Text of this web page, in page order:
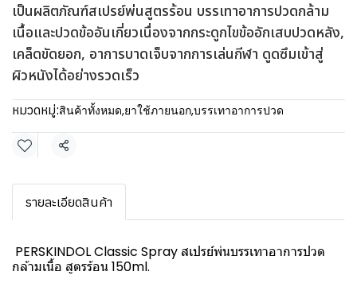
เป็นผลิตภัณฑ์สเปรย์พ่นสูตรร้อน บรรเทาอาการปวดกล้าม
เนื้อและปวดข้ออันเกี่ยวเนื่องจากกระดูกไขข้ออักเสบปวดหลัง,
เคล็ดขัดยอก, อาการบาดเจ็บจากการเล่นกีฬา ดูดซึมเข้าสู่
ผิวหนังได้อย่างรวดเร็ว
หมวดหมู่:สินค้าทั้งหมด,ยาใช้ภายนอก,บรรเทาอาการปวด
แชร์
รายละเอียดสินค้า
PERSKINDOL Classic Spray สเปรย์พ่นบรรเทาอาการปวด
กล้ามเนื้อ สูตรร้อน 150ml.